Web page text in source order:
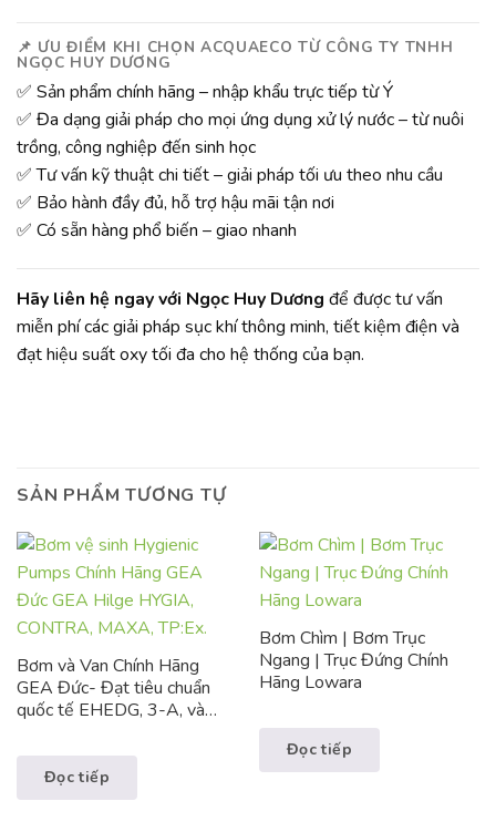
📌 ƯU ĐIỂM KHI CHỌN ACQUAECO TỪ CÔNG TY TNHH
NGỌC HUY DƯƠNG
✅ Sản phẩm chính hãng – nhập khẩu trực tiếp từ Ý
✅ Đa dạng giải pháp cho mọi ứng dụng xử lý nước – từ nuôi
trồng, công nghiệp đến sinh học
✅ Tư vấn kỹ thuật chi tiết – giải pháp tối ưu theo nhu cầu
✅ Bảo hành đầy đủ, hỗ trợ hậu mãi tận nơi
✅ Có sẵn hàng phổ biến – giao nhanh
Hãy liên hệ ngay với Ngọc Huy Dương để được tư vấn
miễn phí các giải pháp sục khí thông minh, tiết kiệm điện và
đạt hiệu suất oxy tối đa cho hệ thống của bạn.
SẢN PHẨM TƯƠNG TỰ
Bơm và Van Chính Hãng
GEA Đức- Đạt tiêu chuẩn
quốc tế EHEDG, 3-A, và
Đọc tiếp
Bơm Chìm | Bơm Trục
Ngang | Trục Đứng Chính
Hãng Lowara
Đọc tiếp